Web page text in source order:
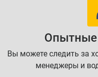
Опытные
Вы можете следить за
менеджеры и